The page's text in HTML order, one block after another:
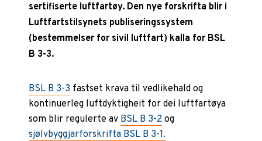
sertifiserte luftfartøy. Den nye forskrifta blir i
Luftfartstilsynets publiseringssystem
(bestemmelser for sivil luftfart) kalla for BSL
B 3-3.
BSL B 3-3 fastset krava til vedlikehald og
kontinuerleg luftdyktigheit for dei luftfartøya
som blir regulerte av BSL B 3-2 og
sjølvbyggjarforskrifta BSL B 3-1.